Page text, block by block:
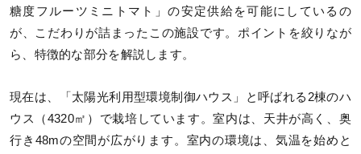
糖度フルーツミニトマト」の安定供給を可能にしているの
が、こだわりが詰まったこの施設です。ポイントを絞りなが
ら、特徴的な部分を解説します。
現在は、「太陽光利用型環境制御ハウス」と呼ばれる2棟のハ
ウス（4320㎡）で栽培しています。室内は、天井が高く、奥
行き48mの空間が広がります。室内の環境は、気温を始めと